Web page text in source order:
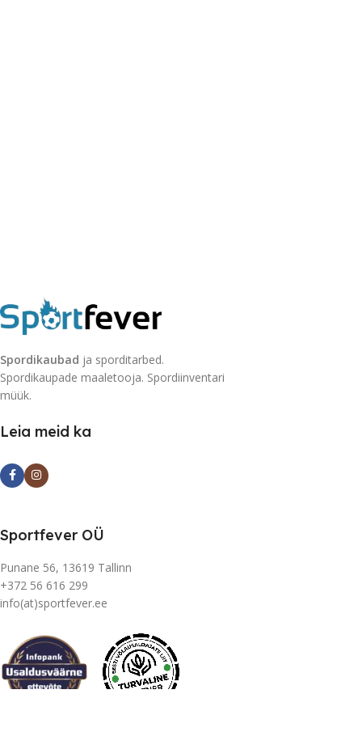
Spordikaubad ja sporditarbed.
Spordikaupade maaletooja. Spordiinventari
müük.
Leia meid ka
Sportfever OÜ
Punane 56, 13619 Tallinn
+372 56 616 299
info(at)sportfever.ee